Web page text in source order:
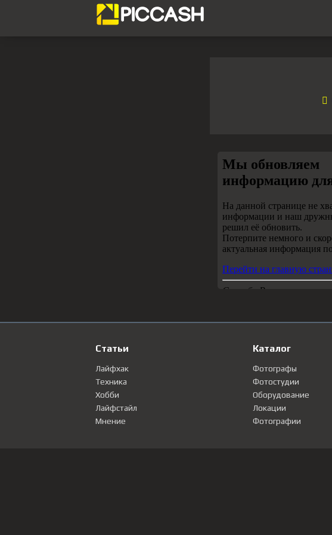
Статьи
Лайфхак
Техника
Хобби
Лайфстайл
Мнение
Каталог
Фотографы
Фотостудии
Оборудование
Локации
Фотографии